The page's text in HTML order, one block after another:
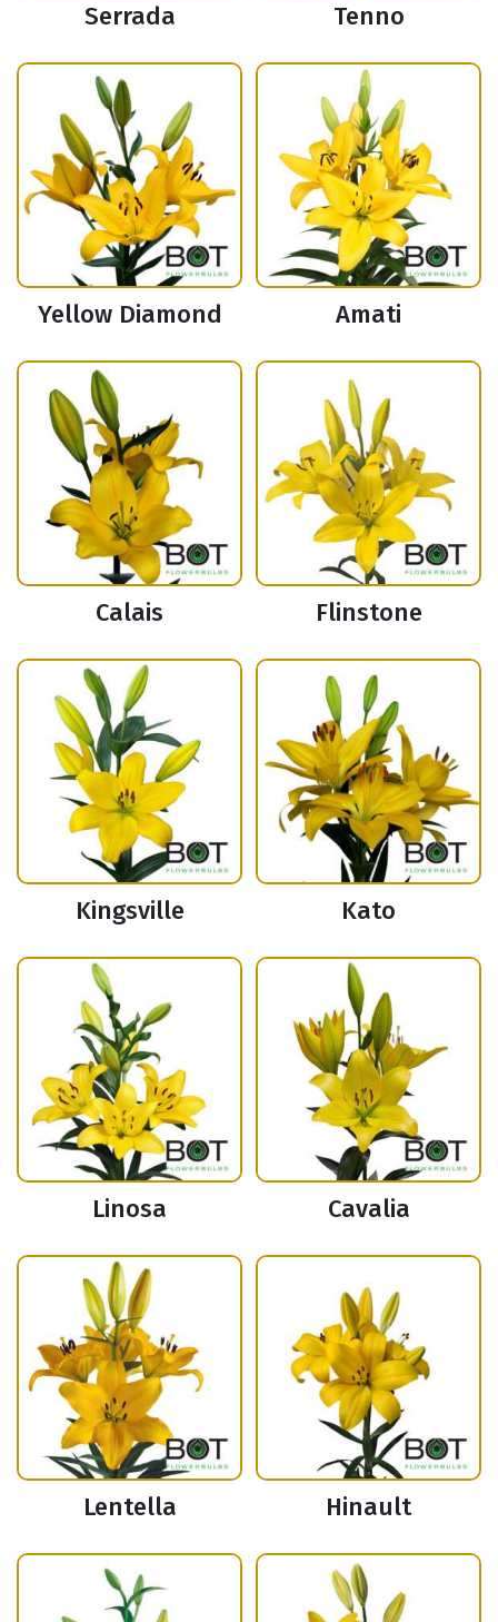
Serrada Tenno
Yellow Diamond Amati
Calais Flinstone
Kingsville Kato
Linosa Cavalia
Lentella Hinault